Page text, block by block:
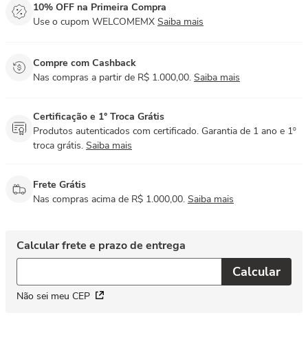
10% OFF na Primeira Compra
Use o cupom WELCOMEMX Saiba mais
Compre com Cashback
Nas compras a partir de R$ 1.000,00. Saiba mais
Certificação e 1° Troca Grátis
Produtos autenticados com certificado. Garantia de 1 ano e 1º
troca grátis. Saiba mais
Frete Grátis
Nas compras acima de R$ 1.000,00. Saiba mais
Não sei meu CEP